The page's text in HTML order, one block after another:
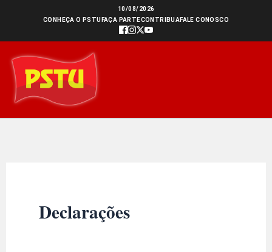
conteúdo
10/08/2026
CONHEÇA O PSTU FAÇA PARTECONTRIBUAFALE CONOSCO
Declarações